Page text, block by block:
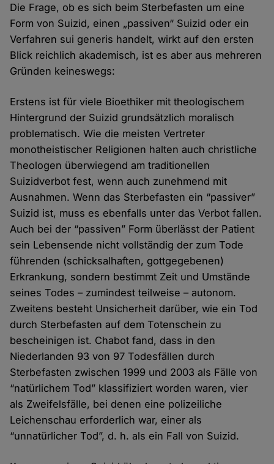
Die Frage, ob es sich beim Sterbefasten um eine
Form von Suizid, einen „passiven“ Suizid oder ein
Verfahren sui generis handelt, wirkt auf den ersten
Blick reichlich akademisch, ist es aber aus mehreren
Gründen keineswegs:
Erstens ist für viele Bioethiker mit theologischem
Hintergrund der Suizid grundsätzlich moralisch
problematisch. Wie die meisten Vertreter
monotheistischer Religionen halten auch christliche
Theologen überwiegend am traditionellen
Suizidverbot fest, wenn auch zunehmend mit
Ausnahmen. Wenn das Sterbefasten ein “passiver”
Suizid ist, muss es ebenfalls unter das Verbot fallen.
Auch bei der “passiven” Form überlässt der Patient
sein Lebensende nicht vollständig der zum Tode
führenden (schicksalhaften, gottgegebenen)
Erkrankung, sondern bestimmt Zeit und Umstände
seines Todes – zumindest teilweise – autonom.
Zweitens besteht Unsicherheit darüber, wie ein Tod
durch Sterbefasten auf dem Totenschein zu
bescheinigen ist. Chabot fand, dass in den
Niederlanden 93 von 97 Todesfällen durch
Sterbefasten zwischen 1999 und 2003 als Fälle von
“natürlichem Tod” klassifiziert worden waren, vier
als Zweifelsfälle, bei denen eine polizeiliche
Leichenschau erforderlich war, einer als
“unnatürlicher Tod”, d. h. als ein Fall von Suizid.